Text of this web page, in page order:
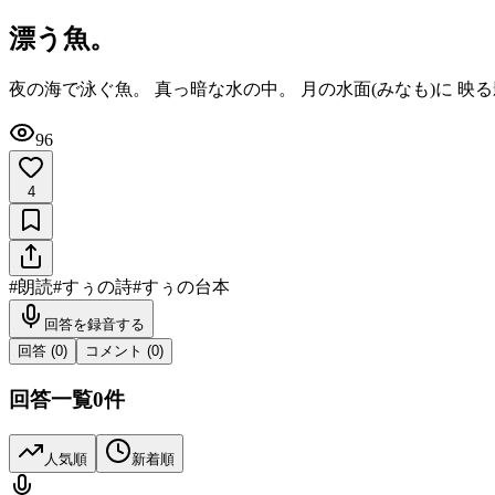
漂う魚。
夜の海で泳ぐ魚。 真っ暗な水の中。 月の水面(みなも)に 映
96
4
#朗読#すぅの詩#すぅの台本
回答を録音する
回答 (0) コメント (0)
回答一覧0件
人気順 新着順